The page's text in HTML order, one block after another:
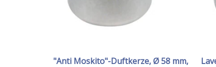
"Anti Moskito"-Duftkerze, Ø 58 mm,